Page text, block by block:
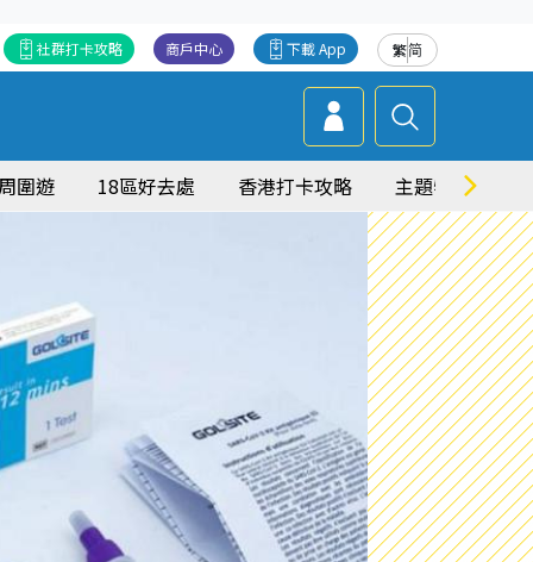
繁简
下載 App
商戶中心
社群打卡攻略
圍遊 18區好去處 香港打卡攻略 主題特集